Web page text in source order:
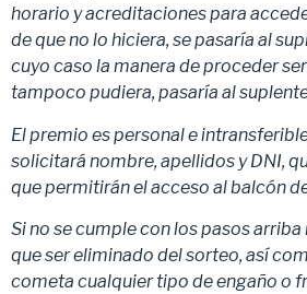
horario y acreditaciones para
de que no lo hiciera, se pasaría al
cuyo caso la manera de proceder
tampoco pudiera, pasaría al
El premio es personal e
solicitará nombre, apellidos y DNI,
que permitirán el acceso al balcón
Si no se cumple con los pasos
que ser eliminado del sorteo, así
cometa cualquier tipo de engaño o